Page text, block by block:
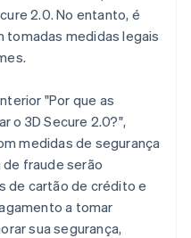
2.0. No entanto, é
tomadas medidas legais
"Por que as
o 3D Secure 2.0?",
medidas de segurança
de fraude serão
de cartão de crédito e
a tomar
sua segurança,